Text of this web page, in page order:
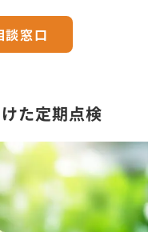
談窓口
た定期点検